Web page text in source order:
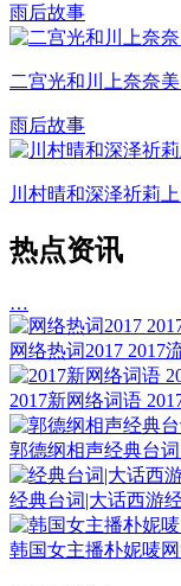
雨后故事
二宫光和川上奈奈
雨后故事
川村晴和深泽祈莉
热点资讯
…
网络热词2017 2017
2017新网络词语
郭德纲相声经典台
经典台词|大话西游
韩国女主播朴妮唛